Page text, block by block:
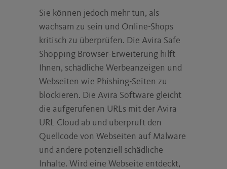
Sie können jedoch mehr tun, als
wachsam zu sein und Online-Shops
kritisch zu überprüfen. Die Avira Safe
Shopping Browser-Erweiterung hilft
Ihnen, schädliche Werbeanzeigen und
Webseiten wie Phishing-Seiten zu
blockieren. Die Avira Software gleicht
die aufgerufenen URLs mit der Avira
URL Cloud ab und überprüft den
Quellcode von Webseiten auf Malware
und andere potenziell schädliche
Inhalte. Wird eine Webseite entdeckt,